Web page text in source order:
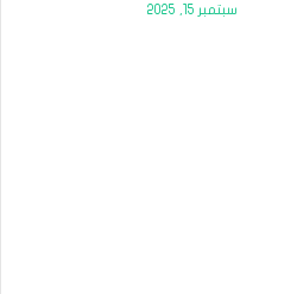
سبتمبر 15, 2025